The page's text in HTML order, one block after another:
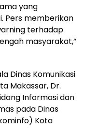
yang
Pers memberikan
terhadap
masyarakat,”
Dinas Komunikasi
Makassar, Dr.
Informasi dan
pada Dinas
Kota